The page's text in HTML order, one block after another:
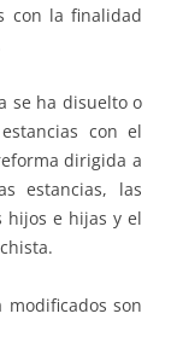
con la finalidad
se ha disuelto o
con el
dirigida a
estancias, las
hijos e hijas y el
modificados son